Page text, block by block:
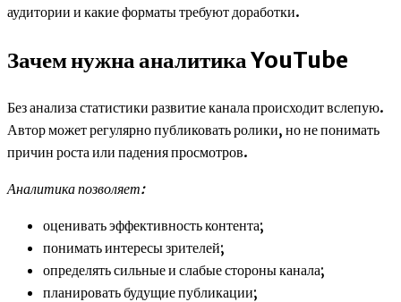
аудитории и какие форматы требуют доработки.
Зачем нужна аналитика YouTube
Без анализа статистики развитие канала происходит вслепую.
Автор может регулярно публиковать ролики, но не понимать
причин роста или падения просмотров.
Аналитика позволяет:
оценивать эффективность контента;
понимать интересы зрителей;
определять сильные и слабые стороны канала;
планировать будущие публикации;